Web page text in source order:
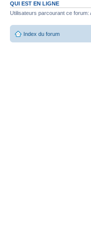
QUI EST EN LIGNE
Utilisateurs parcourant ce forum:
Index du forum